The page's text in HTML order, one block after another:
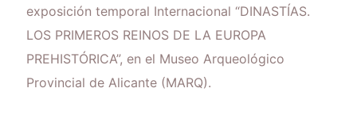
exposición temporal Internacional “DINASTÍAS.
LOS PRIMEROS REINOS DE LA EUROPA
PREHISTÓRICA”, en el Museo Arqueológico
Provincial de Alicante (MARQ).